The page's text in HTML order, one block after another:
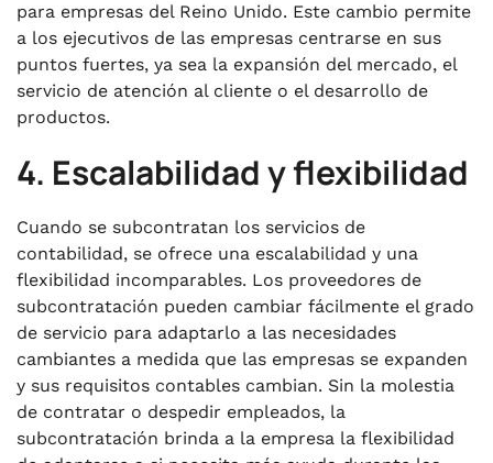
para empresas del Reino Unido. Este cambio permite
a los ejecutivos de las empresas centrarse en sus
puntos fuertes, ya sea la expansión del mercado, el
servicio de atención al cliente o el desarrollo de
productos.
4. Escalabilidad y flexibilidad
Cuando se subcontratan los servicios de
contabilidad, se ofrece una escalabilidad y una
flexibilidad incomparables. Los proveedores de
subcontratación pueden cambiar fácilmente el grado
de servicio para adaptarlo a las necesidades
cambiantes a medida que las empresas se expanden
y sus requisitos contables cambian. Sin la molestia
de contratar o despedir empleados, la
subcontratación brinda a la empresa la flexibilidad